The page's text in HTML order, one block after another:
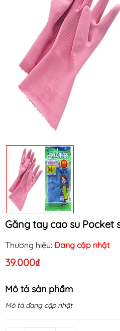
Găng tay cao su Pocket
Thương hiệu: Đang cập nhật
39.000₫
Mô tả sản phẩm
Mô tả đang cập nhật
Mã khuyến mãi:
Điều kiện: